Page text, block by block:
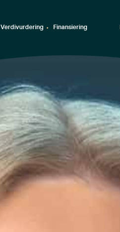
Verdivurdering Finansiering